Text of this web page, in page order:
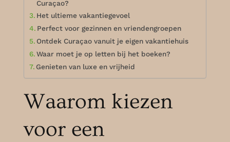
Curaçao?
Het ultieme vakantiegevoel
Perfect voor gezinnen en vriendengroepen
Ontdek Curaçao vanuit je eigen vakantiehuis
Waar moet je op letten bij het boeken?
Genieten van luxe en vrijheid
Waarom kiezen
voor een